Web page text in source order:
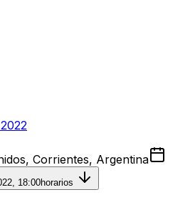
Corrientes, Argentina
18:00horarios